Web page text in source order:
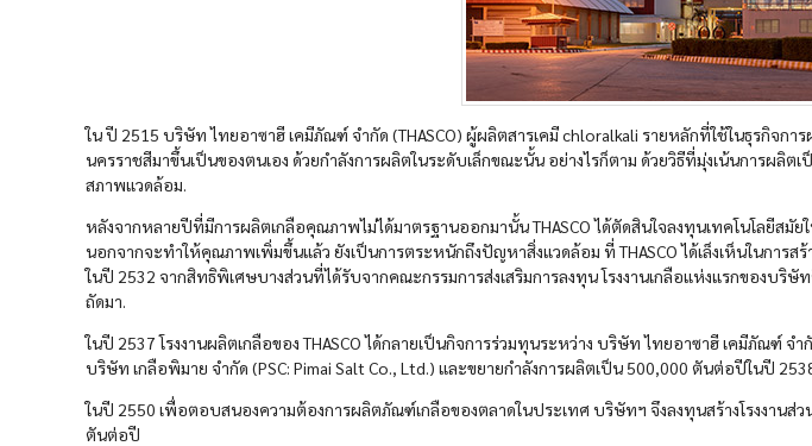
ใน ปี 2515 บริษัท ไทยอาซาฮี เคมีภัณฑ์ จำกัด (THASCO) ผู้ผลิตสารเคมี chloralkali รายหลักที่ใช้ในธุรกิจ
นครราชสีมาขึ้นเป็นของตนเอง ด้วยกำลังการผลิตในระดับเล็กขณะนั้น อย่างไรก็ตาม ด้วยวิธีที่มุ่งเน้นการผ
สภาพแวดล้อม.
หลังจากหลายปีที่มีการผลิตเกลือคุณภาพไม่ได้มาตรฐานออกมานั้น THASCO ได้ตัดสินใจลงทุนเทคโนโลยีส
นอกจากจะทำให้คุณภาพเพิ่มขึ้นแล้ว ยังเป็นการตระหนักถึงปัญหาสิ่งแวดล้อม ที่ THASCO ได้เล็งเห็นในการส
ในปี 2532 จากสิทธิพิเศษบางส่วนที่ได้รับจากคณะกรรมการส่งเสริมการลงทุน โรงงานเกลือแห่งแรกของบ
ถัดมา.
ในปี 2537 โรงงานผลิตเกลือของ THASCO ได้กลายเป็นกิจการร่วมทุนระหว่าง บริษัท ไทยอาซาฮี เคมีภัณ
บริษัท เกลือพิมาย จำกัด (PSC: Pimai Salt Co., Ltd.) และขยายกำลังการผลิตเป็น 500,000 ตันต่อปีในปี
ในปี 2550 เพื่อตอบสนองความต้องการผลิตภัณฑ์เกลือของตลาดในประเทศ บริษัทฯ จึงลงทุนสร้างโรงงาน
ตันต่อปี